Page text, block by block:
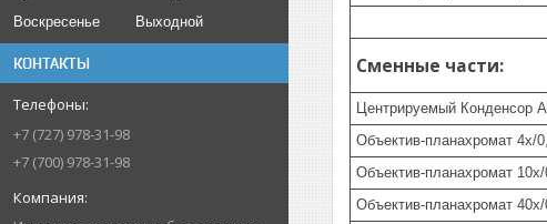
Воскресенье
Выходной
КОНТАКТЫ
+7 (727) 978-31-98
+7 (700) 978-31-98
Сменные части:
Центрируемый Конденсор
Объектив-планахромат
Объектив-планахромат
Объектив-планахромат